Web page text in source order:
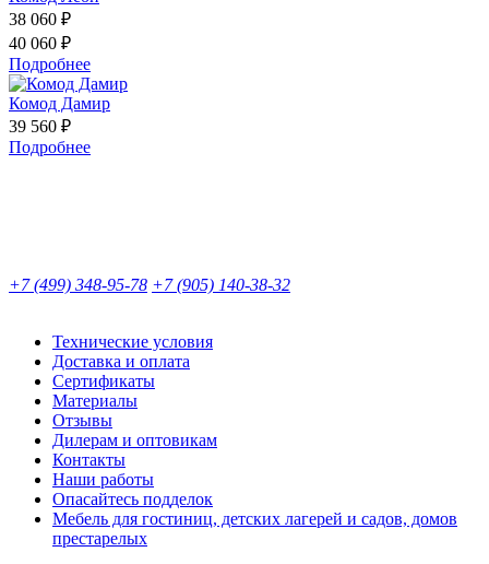
38 060 ₽
40 060 ₽
Подробнее
Комод Дамир
39 560 ₽
Подробнее
+7 (499) 348-95-78 +7 (905) 140-38-32
Технические условия
Доставка и оплата
Сертификаты
Материалы
Отзывы
Дилерам и оптовикам
Контакты
Наши работы
Опасайтесь подделок
Мебель для гостиниц, детских лагерей и садов, домов
престарелых